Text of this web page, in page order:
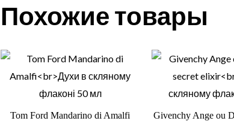
Похожие товары
Tom Ford Mandarino di Amalfi
Givenchy Ange ou